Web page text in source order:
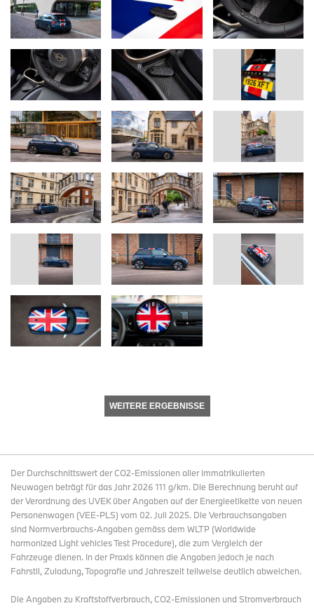
WEITERE ERGEBNISSE
Der Durchschnittswert der CO2-Emissionen aller immatrikulierten
Neuwagen beträgt für das Jahr 2026 111 g/km. Die Berechnung beruht auf
der Verordnung des UVEK über Angaben auf der Energieetikette von neuen
Personenwagen (VEE-PLS) vom 02. Juli 2025. Die Verbrauchsangaben
sind Normverbrauchs-Angaben gemäss dem WLTP (Worldwide
harmonized Light vehicles Test Procedure), die zum Vergleich der
Fahrzeuge dienen. In der Praxis können die Angaben jedoch je nach
Fahrstil, Zuladung, Topografie und Jahreszeit teilweise deutlich abweichen.
Die Angaben zu Kraftstoffverbrauch, CO2-Emissionen und Stromverbrauch